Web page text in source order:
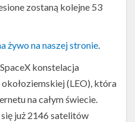
zostaną kolejne 53
żywo na naszej stronie.
konstelacja
(LEO), która
na całym świecie.
już 2146 satelitów